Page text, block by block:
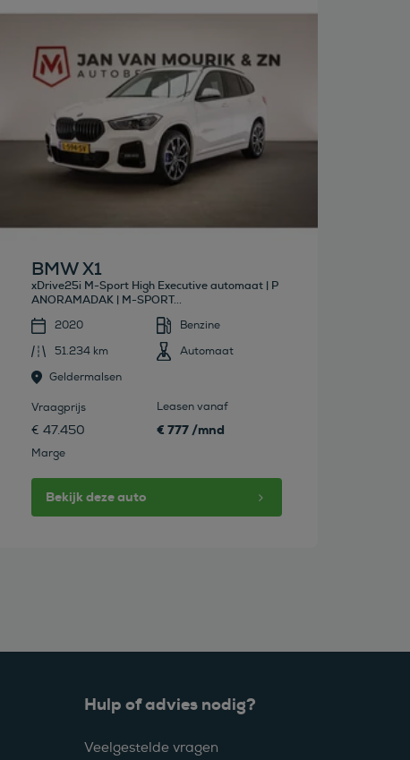
Bekijk deze auto
BMW X1
xDrive25i M-Sport High Executive automaat | P
ANORAMADAK | M-SPORT...
2020
Benzine
51.234 km
Automaat
Geldermalsen
Vraagprijs
€ 47.450
Marge
Leasen vanaf
€ 777 /mnd
Bekijk deze auto
Hulp of advies nodig?
Veelgestelde vragen